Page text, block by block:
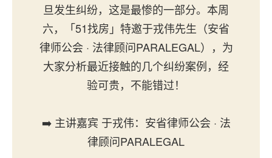
旦发生纠纷，这是最惨的一部分。本周
六，「51找房」特邀于戎伟先生（安省
律师公会 · 法律顾问PARALEGAL），为
大家分析最近接触的几个纠纷案例，经
验可贵，不能错过！
➡️ 主讲嘉宾 于戎伟：安省律师公会 · 法
律顾问PARALEGAL